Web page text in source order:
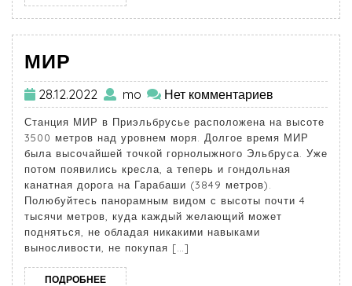
МИР
28.12.2022 mo Нет комментариев
Станция МИР в Приэльбрусье расположена на высоте
3500 метров над уровнем моря. Долгое время МИР
была высочайшей точкой горнолыжного Эльбруса. Уже
потом появились кресла, а теперь и гондольная
канатная дорога на Гарабаши (3849 метров).
Полюбуйтесь панорамным видом с высоты почти 4
тысячи метров, куда каждый желающий может
подняться, не обладая никакими навыками
выносливости, не покупая […]
ПОДРОБНЕЕ